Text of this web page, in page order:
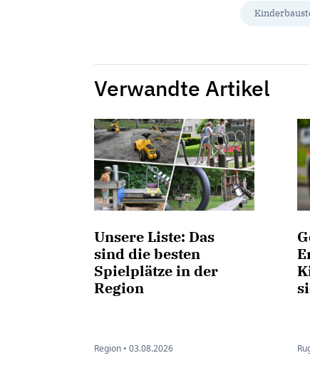
Verwandte Artikel
Unsere Liste: Das
sind die besten
Spielplätze in der
Region
Region • 03.08.2026